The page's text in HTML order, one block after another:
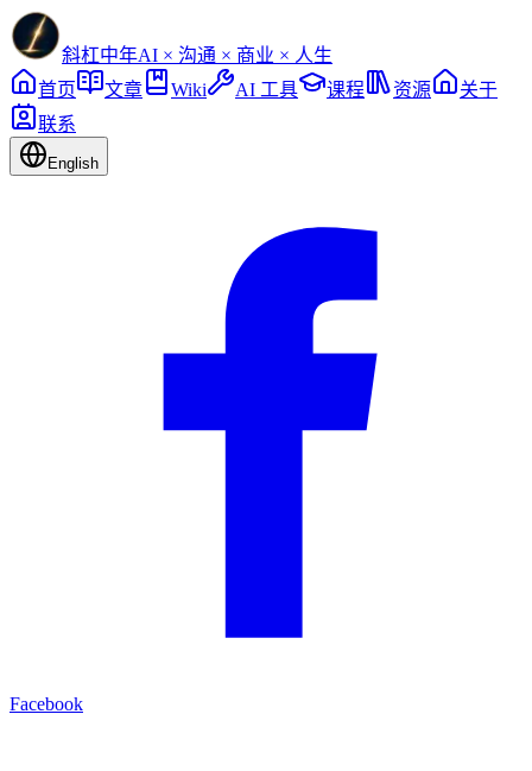
斜杠中年AI × 沟通 × 商业 × 人生
首页
文章 Wiki AI 工具 课程 资源
关于
联系
English
Facebook